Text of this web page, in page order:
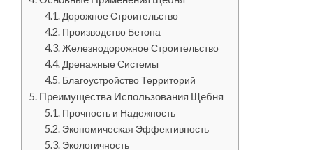
Дорожное Строительство
Производство Бетона
Железнодорожное Строительство
Дренажные Системы
Благоустройство Территорий
Преимущества Использования Щебня
Прочность и Надежность
Экономическая Эффективность
Экологичность